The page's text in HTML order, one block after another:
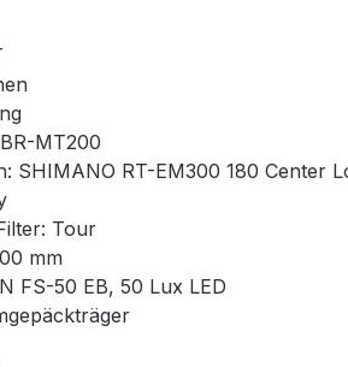
MT200
SHIMANO RT-EM300 180 Center
Tour
mm
FS-50 EB, 50 Lux LED